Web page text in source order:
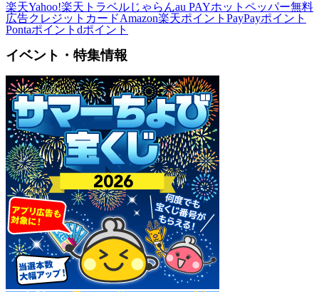
楽天Yahoo!楽天トラベルじゃらんau PAYホットペッパー無料
広告クレジットカードAmazon楽天ポイント PayPayポイント
Pontaポイント dポイント
イベント・特集情報